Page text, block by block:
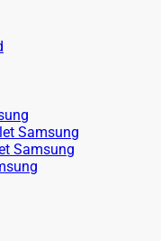
Samsung
Samsung